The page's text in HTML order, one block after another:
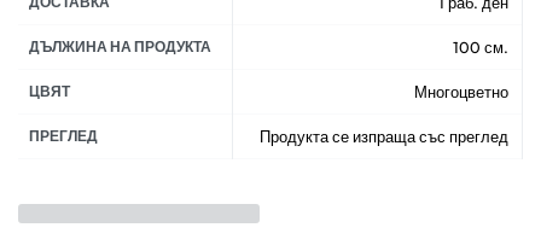
ДЪЛЖИНА НА ПРОДУКТА 100 см.
ЦВЯТ Многоцветно
ПРЕГЛЕД Продукта се изпраща със преглед